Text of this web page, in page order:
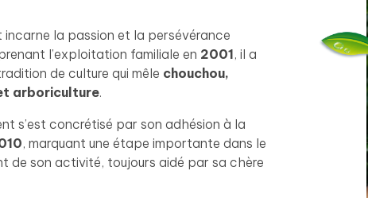
la passion et la persévérance
l’exploitation familiale en 2001, il a
de culture qui mêle chouchou,
arboriculture.
s’est concrétisé par son adhésion à la
, marquant une étape importante dans le
de son activité, toujours aidé par sa chère